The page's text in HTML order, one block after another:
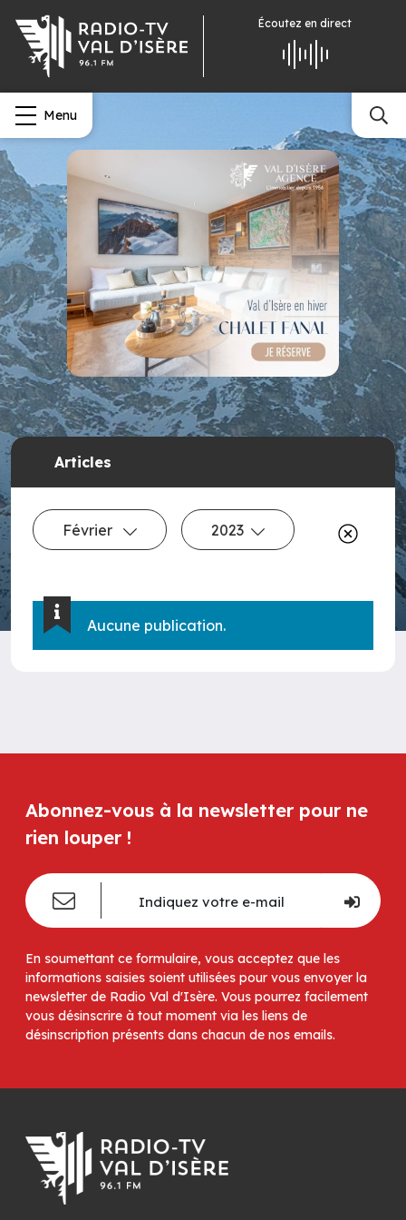
Écoutez en direct
Menu
Articles
Février 2023
Aucune publication.
Abonnez-vous à la newsletter pour ne
rien louper !
En soumettant ce formulaire, vous acceptez que les
informations saisies soient utilisées pour vous envoyer la
newsletter de Radio Val d'Isère. Vous pourrez facilement
vous désinscrire à tout moment via les liens de
désinscription présents dans chacun de nos emails.